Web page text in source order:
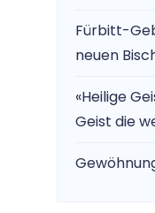
Fürbitt-
neuen
«Heilige
Geist die